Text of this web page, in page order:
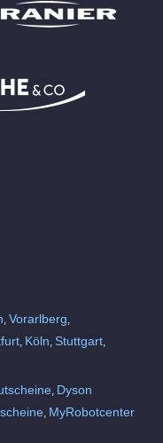
Vorarlberg
Köln Stuttgart
Dyson
MyRobotcenter